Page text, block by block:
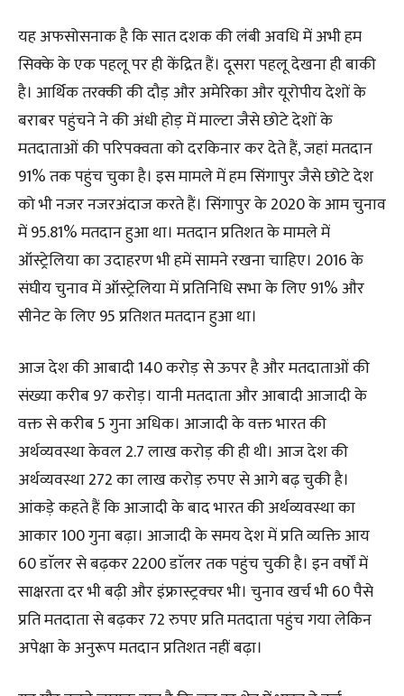
यह अफसोसनाक है कि सात दशक की लंबी अवधि में अभी हम
सिक्के के एक पहलू पर ही केंद्रित हैं। दूसरा पहलू देखना ही बाकी
है। आर्थिक तरक्की की दौड़ और अमेरिका और यूरोपीय देशों के
बराबर पहुंचने ने की अंधी होड़ में माल्टा जैसे छोटे देशों के
मतदाताओं की परिपक्वता को दरकिनार कर देते हैं, जहां मतदान
91% तक पहुंच चुका है। इस मामले में हम सिंगापुर जैसे छोटे देश
को भी नजर नजरअंदाज करते हैं। सिंगापुर के 2020 के आम चुनाव
में 95.81% मतदान हुआ था। मतदान प्रतिशत के मामले में
ऑस्ट्रेलिया का उदाहरण भी हमें सामने रखना चाहिए। 2016 के
संघीय चुनाव में ऑस्ट्रेलिया में प्रतिनिधि सभा के लिए 91% और
सीनेट के लिए 95 प्रतिशत मतदान हुआ था।
आज देश की आबादी 140 करोड़ से ऊपर है और मतदाताओं की
संख्या करीब 97 करोड़। यानी मतदाता और आबादी आजादी के
वक्त से करीब 5 गुना अधिक। आजादी के वक्त भारत की
अर्थव्यवस्था केवल 2.7 लाख करोड़ की ही थी। आज देश की
अर्थव्यवस्था 272 का लाख करोड़ रुपए से आगे बढ़ चुकी है।
आंकड़े कहते हैं कि आजादी के बाद भारत की अर्थव्यवस्था का
आकार 100 गुना बढ़ा। आजादी के समय देश में प्रति व्यक्ति आय
60 डाॅलर से बढ़कर 2200 डाॅलर तक पहुंच चुकी है। इन वर्षों में
साक्षरता दर भी बढ़ी और इंफ्रास्ट्रक्चर भी। चुनाव खर्च भी 60 पैसे
प्रति मतदाता से बढ़कर 72 रुपए प्रति मतदाता पहुंच गया लेकिन
अपेक्षा के अनुरूप मतदान प्रतिशत नहीं बढ़ा।